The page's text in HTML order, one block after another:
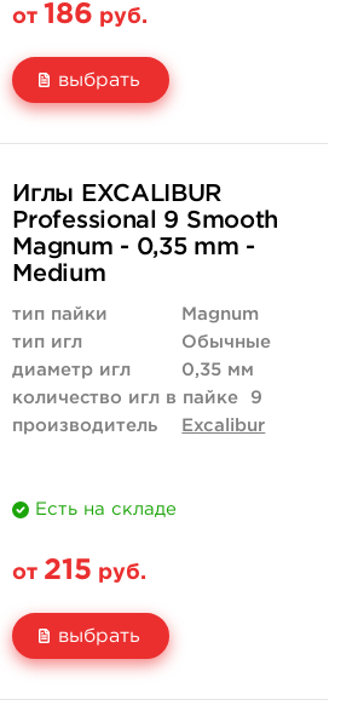
от 186 руб.
выбрать
186 руб.
купить
1 758 руб.
Иглы EXCALIBUR
Professional 9 Smooth
Magnum - 0,35 mm -
Medium
тип пайки
Magnum
тип игл
Обычные
диаметр игл
0,35 мм
количество игл в пайке
9
производитель
Excalibur
Есть на складе
от 215 руб.
выбрать